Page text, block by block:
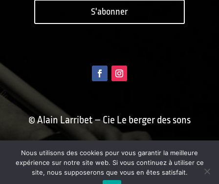
S'abonner
© Alain Larribet – Cie Le berger des sons
fusainblanc.com
Nous utilisons des cookies pour vous garantir la meilleure
expérience sur notre site web. Si vous continuez à utiliser ce
site, nous supposerons que vous en êtes satisfait.